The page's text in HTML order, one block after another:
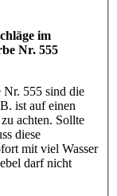
im
Nr. 555
555 sind die
ist auf einen
achten. Sollte
diese
mit viel Wasser
darf nicht